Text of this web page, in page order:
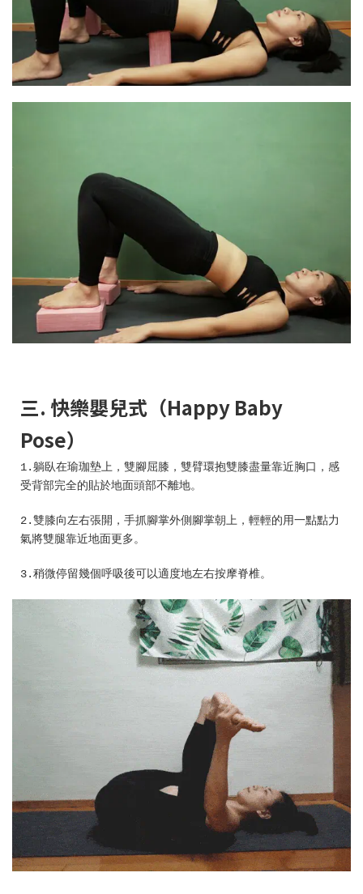
三. 快樂嬰兒式（Happy Baby
Pose）
1.躺臥在瑜珈墊上，雙腳屈膝，雙臂環抱雙膝盡量靠近胸口，感
受背部完全的貼於地面頭部不離地。
2.雙膝向左右張開，手抓腳掌外側腳掌朝上，輕輕的用一點點力
氣將雙腿靠近地面更多。
3.稍微停留幾個呼吸後可以適度地左右按摩脊椎。